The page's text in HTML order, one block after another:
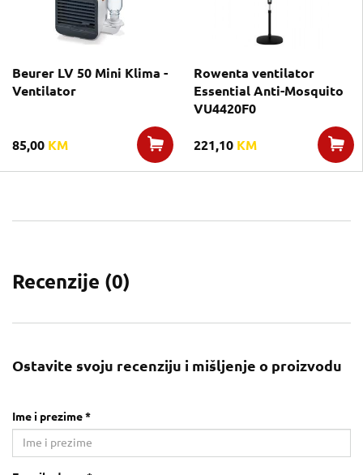
Beurer LV 50 Mini Klima -
Ventilator
85,00 KM
Rowenta ventilator
Essential Anti-Mosquito
VU4420F0
221,10 KM
Recenzije (0)
Ostavite svoju recenziju i mišljenje o proizvodu
Ime i prezime *